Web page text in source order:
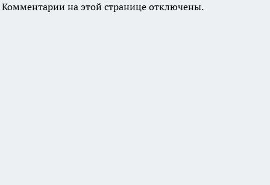
Комментарии на этой странице отключены.